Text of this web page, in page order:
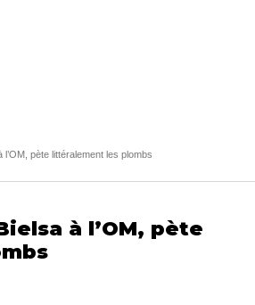
l’OM, pète littéralement les plombs
à l’OM, pète